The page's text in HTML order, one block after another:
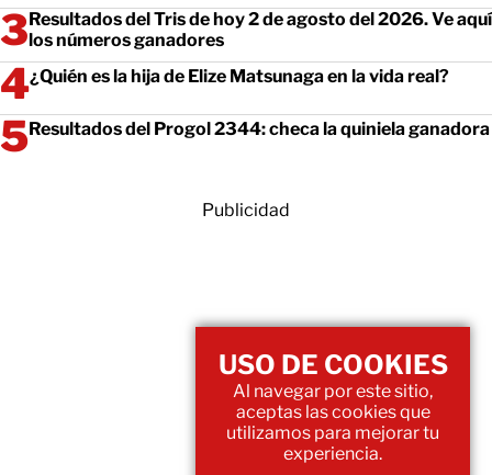
Resultados del Tris de hoy 2 de agosto del 2026. Ve aquí
los números ganadores
¿Quién es la hija de Elize Matsunaga en la vida real?
Resultados del Progol 2344: checa la quiniela ganadora
Publicidad
USO DE COOKIES
Al navegar por este sitio,
aceptas las cookies que
utilizamos para mejorar tu
experiencia.